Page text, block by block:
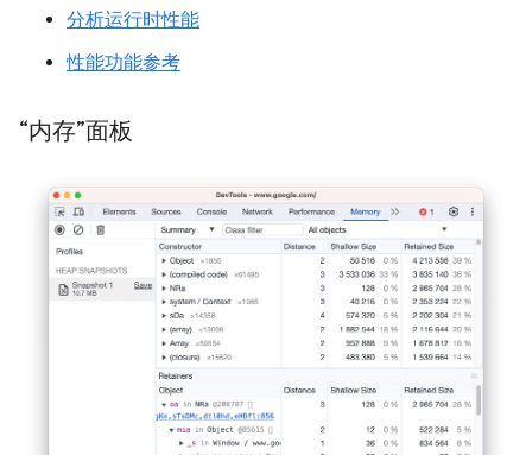
分析运行时性能
性能功能参考
“内存”面板